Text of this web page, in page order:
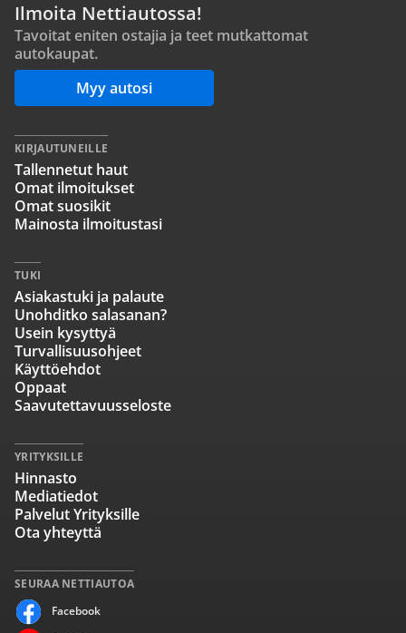
Ilmoita Nettiautossa!
Tavoitat eniten ostajia ja teet mutkattomat
autokaupat.
Myy autosi
SEURAA NETTIAUTOA
Facebook
KIRJAUTUNEILLE
Tallennetut haut
Omat ilmoitukset
Omat suosikit
Mainosta ilmoitustasi
TUKI
Asiakastuki ja palaute
Unohditko salasanan?
Usein kysyttyä
Turvallisuusohjeet
Käyttöehdot
Oppaat
Saavutettavuusseloste
YRITYKSILLE
Hinnasto
Mediatiedot
Palvelut Yrityksille
Ota yhteyttä